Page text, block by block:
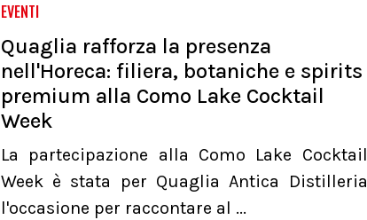
EVENTI
Quaglia rafforza la presenza
nell'Horeca: filiera, botaniche e spirits
premium alla Como Lake Cocktail
Week
La partecipazione alla Como Lake Cocktail
Week è stata per Quaglia Antica Distilleria
l'occasione per raccontare al ...